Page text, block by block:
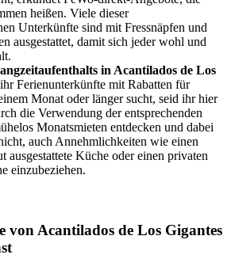
heißen. Viele dieser
Unterkünfte sind mit Fressnäpfen und
ausgestattet, damit sich jeder wohl und
in Acantilados de Los
Ferienunterkünfte mit Rabatten für
Monat oder länger sucht, seid ihr hier
die Verwendung der entsprechenden
Monatsmieten entdecken und dabei
auch Annehmlichkeiten wie einen
ausgestattete Küche oder einen privaten
einzubeziehen.
von Acantilados de Los Gigantes